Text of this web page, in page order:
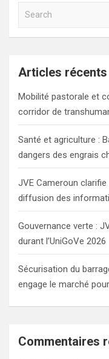
a
c
Articles récents
Mobilité pastorale et
corridor de
Santé et agriculture :
dangers des engrais
JVE Cameroun
diffusion des
Gouvernance verte :
durant l’UniGoVe 2026
Sécurisation du
engage le marché
Commentaires